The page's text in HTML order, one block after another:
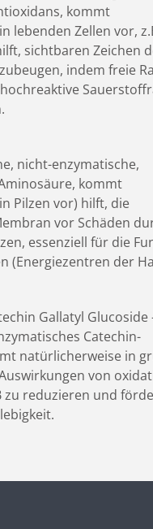
kommt
lebenden Zellen vor,
sichtbaren Zeichen
indem freie
nicht-enzymatische,
kommt
Pilzen vor) hilft, die
vor Schäden
essenziell für die
(Energiezentren der
Gallatyl Glucoside
Catechin-
natürlicherweise in
von
zu reduzieren und